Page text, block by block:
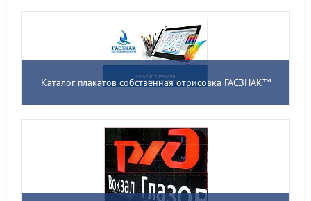
Каталог плакатов собственная отрисовка ГАСЗНАК™